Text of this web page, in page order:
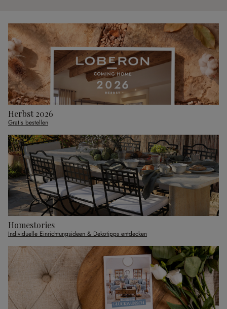
Herbst 2026
Gratis bestellen
Homestories
Individuelle Einrichtungsideen & Dekotipps entdecken